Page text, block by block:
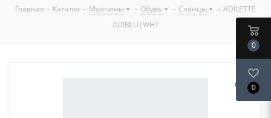
Главная - Каталог - Мужчины - Обувь - Сланцы - ADILETTE
ADIBLU|WHT
0
0